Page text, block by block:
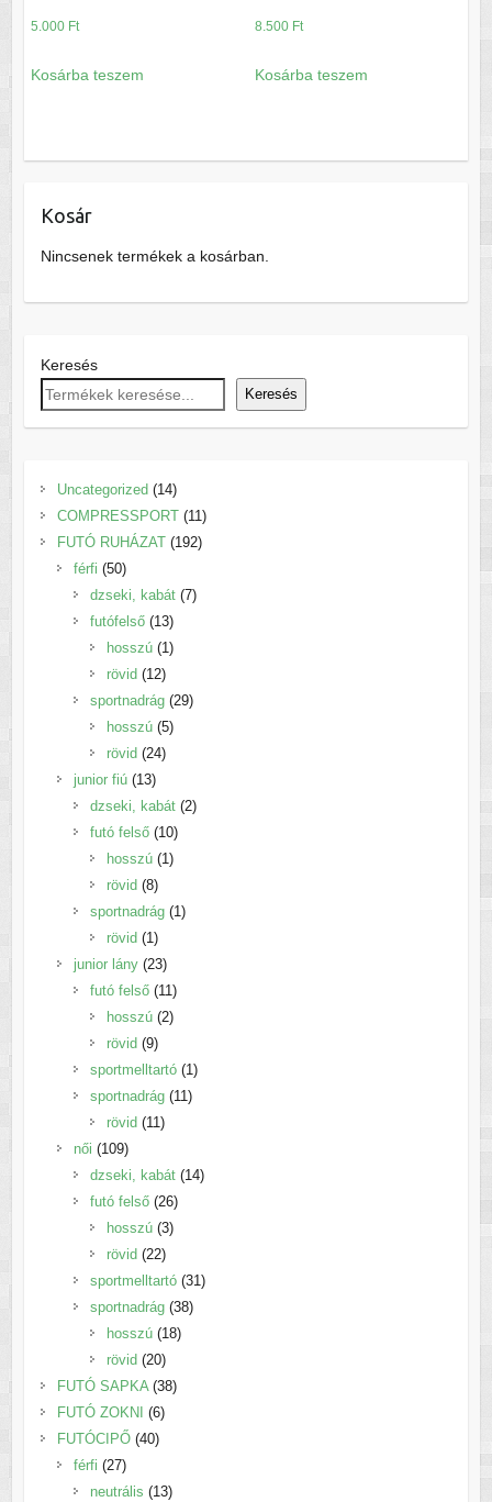
5.000 Ft
Kosárba teszem
8.500 Ft
Kosárba teszem
Kosár
Nincsenek termékek a kosárban.
Keresés
Keresés
Uncategorized 1414
termék
COMPRESSPORT 1111
termék
FUTÓ RUHÁZAT 192192
férfi 5050
termék
dzseki, kabát 77
futófelső 1313
termék
hosszú 11
rövid 1212
termék
sportnadrág 2929
hosszú 55
rövid 2424
junior fiú 1313
termék
dzseki, kabát 22
futó felső 1010
termék
hosszú 11
rövid 88
termék
sportnadrág 11
rövid 11
termék
junior lány 2323
termék
futó felső 1111
termék
hosszú 22
rövid 99
termék
sportmelltartó 11
termék
sportnadrág 1111
rövid 1111
női 109109
termék
dzseki, kabát 1414
futó felső 2626
termék
hosszú 33
rövid 2222
termék
sportmelltartó 3131
sportnadrág 3838
hosszú 1818
rövid 2020
termék
FUTÓ SAPKA 3838
FUTÓ ZOKNI 66
termék
FUTÓCIPŐ 4040
férfi 2727
termék
neutrális 1313